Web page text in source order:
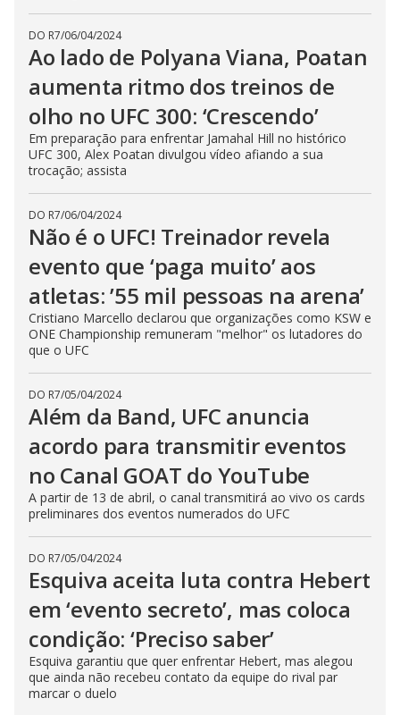
DO R7/06/04/2024
Ao lado de Polyana Viana, Poatan
aumenta ritmo dos treinos de
olho no UFC 300: ‘Crescendo’
Em preparação para enfrentar Jamahal Hill no histórico
UFC 300, Alex Poatan divulgou vídeo afiando a sua
trocação; assista
DO R7/06/04/2024
Não é o UFC! Treinador revela
evento que ‘paga muito’ aos
atletas: ’55 mil pessoas na arena’
Cristiano Marcello declarou que organizações como KSW e
ONE Championship remuneram "melhor" os lutadores do
que o UFC
DO R7/05/04/2024
Além da Band, UFC anuncia
acordo para transmitir eventos
no Canal GOAT do YouTube
A partir de 13 de abril, o canal transmitirá ao vivo os cards
preliminares dos eventos numerados do UFC
DO R7/05/04/2024
Esquiva aceita luta contra Hebert
em ‘evento secreto’, mas coloca
condição: ‘Preciso saber’
Esquiva garantiu que quer enfrentar Hebert, mas alegou
que ainda não recebeu contato da equipe do rival par
marcar o duelo